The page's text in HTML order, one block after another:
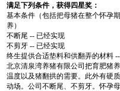
满足下列条件，获得四星奖：
基本条件（包括把母猪在整个怀孕
养）
不断尾 -- 已经实现
不剪牙 -- 已经实现
终生提供合适垫料和供翻弄的材料
北京清泉湾养猪有限公司把育肥猪
温度以及猪翻拱的需要。此外有硬
动场。公司不断尾、不剪牙。怀孕